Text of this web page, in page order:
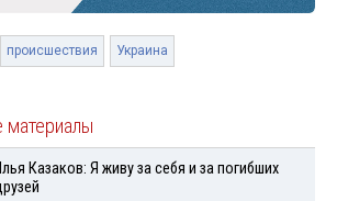
происшествия Украина
Казаков: Я живу за себя и за погибших